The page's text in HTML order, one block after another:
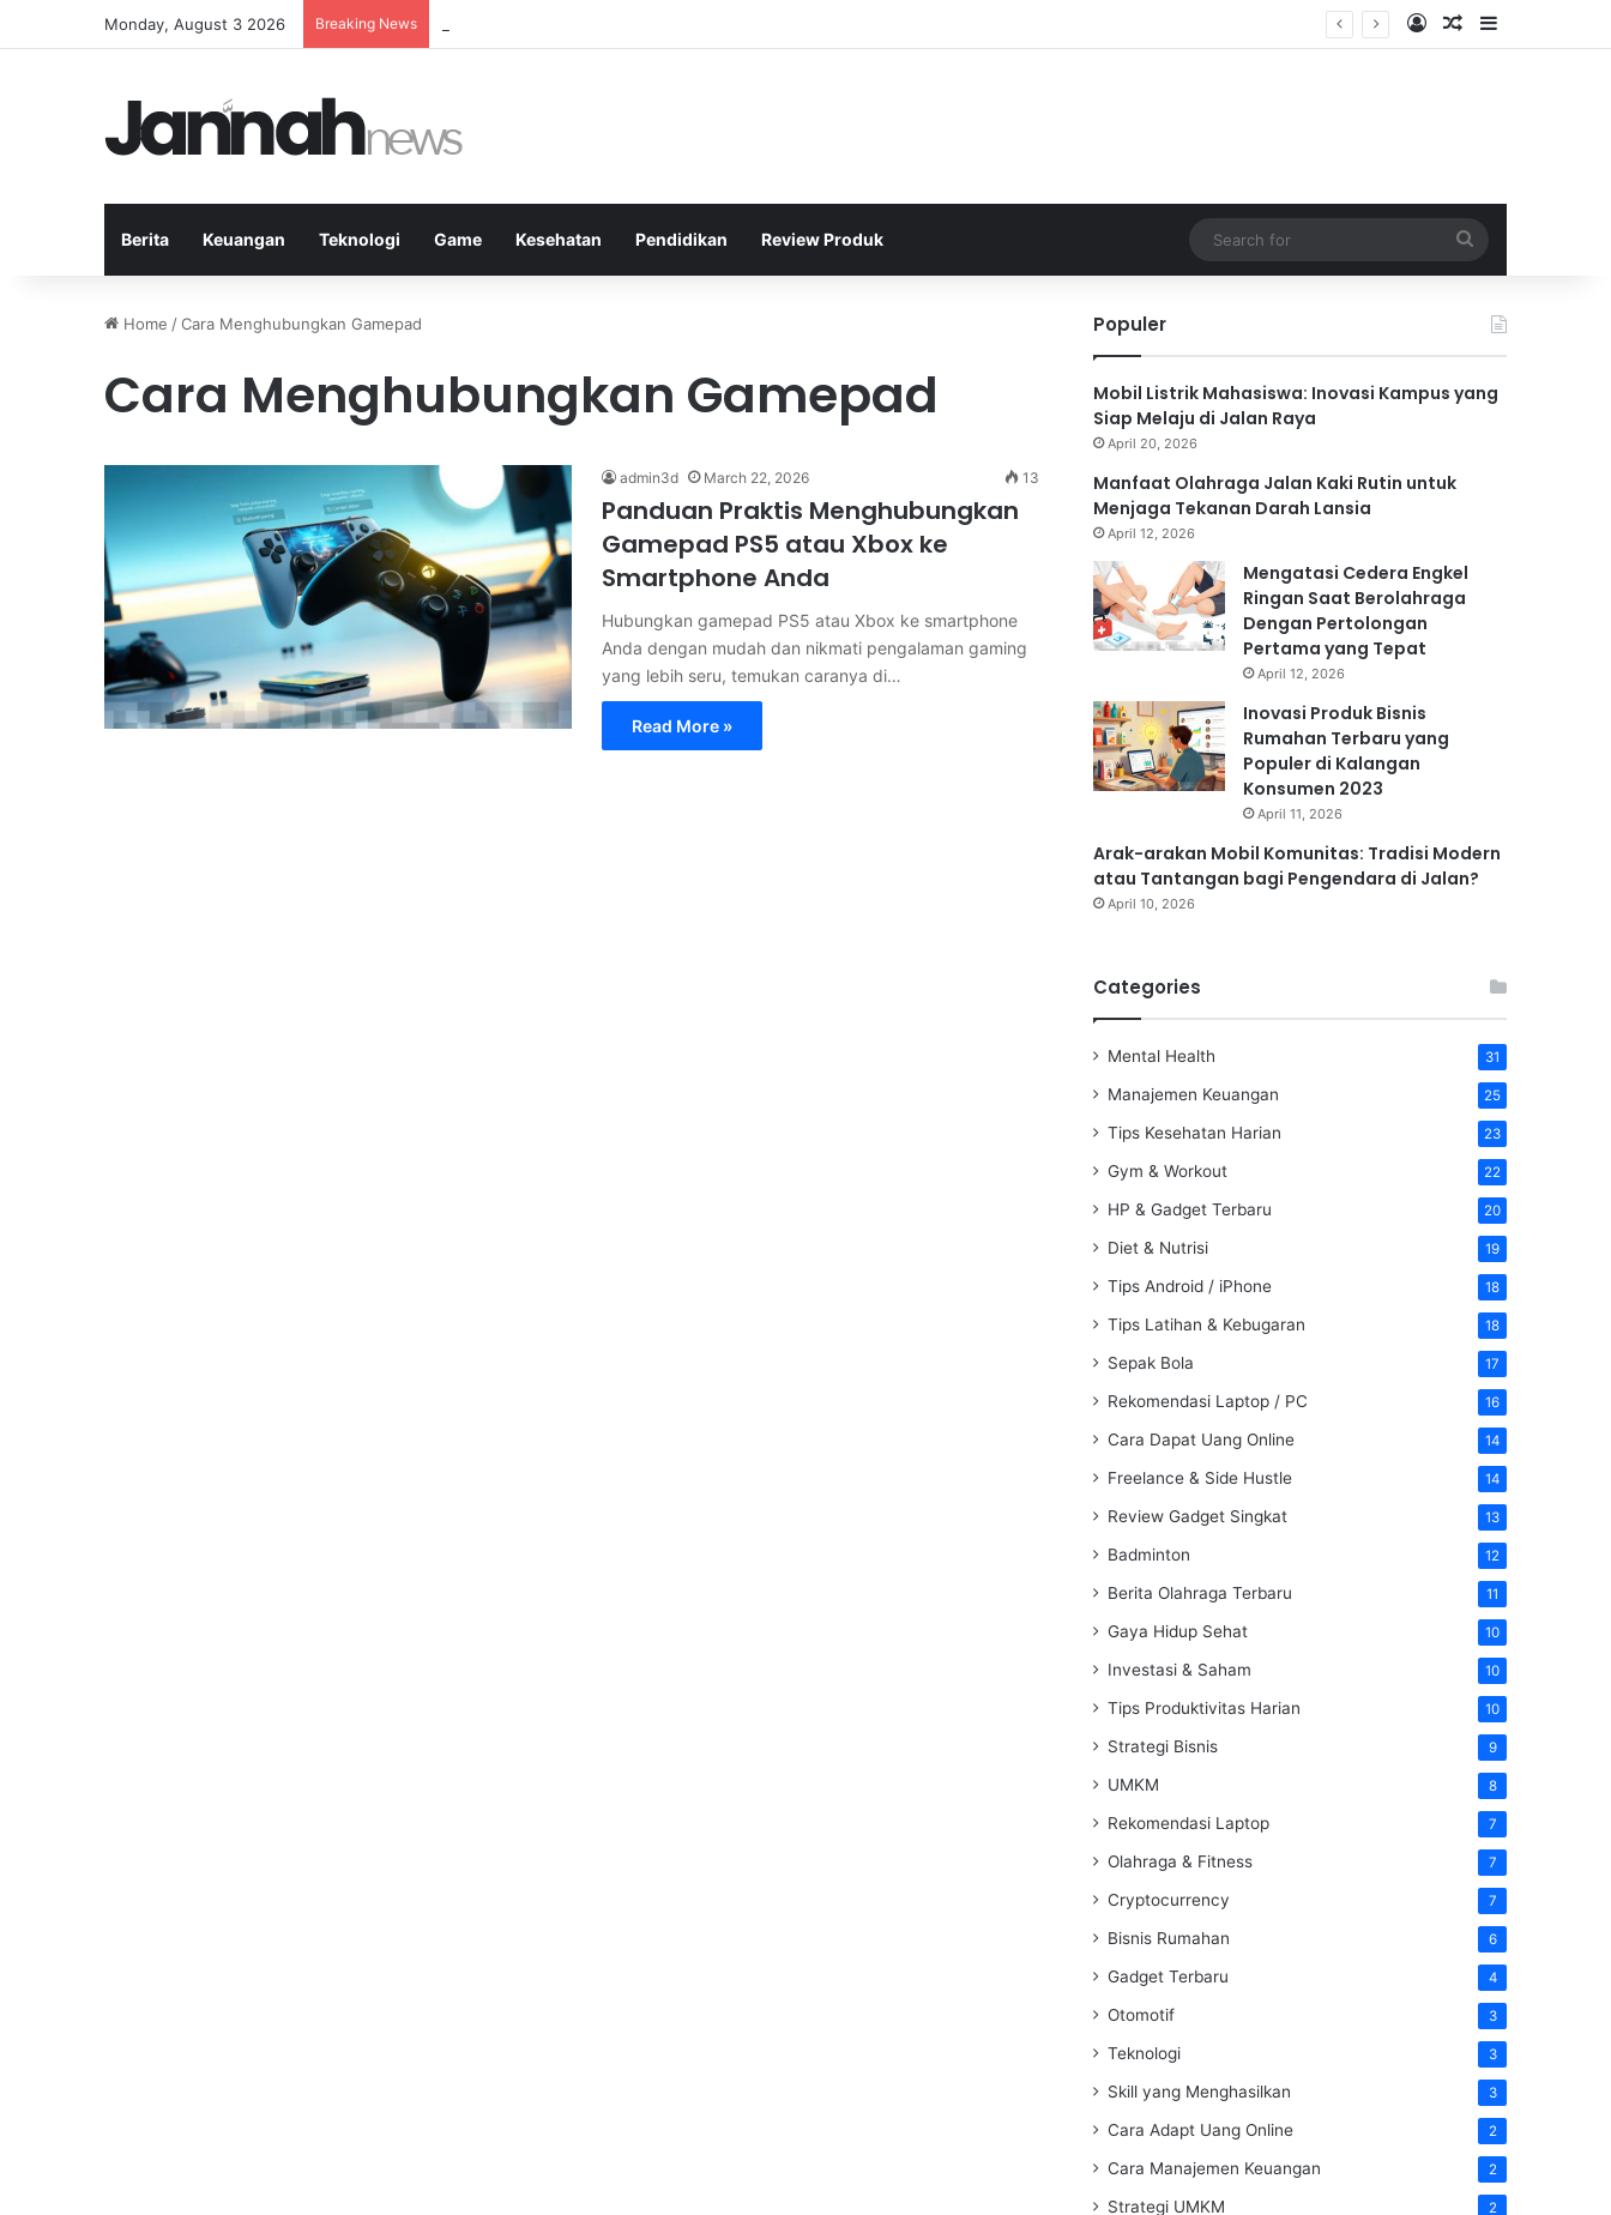
Monday, August 3 2026 Breaking News Log InRandom Article
Sidebar
Berita Keuangan Teknologi Game Kesehatan Pendidikan Review Produk
for
Home /Cara Menghubungkan Gamepad
Cara Menghubungkan Gamepad
admin3d March 22, 2026 13
Panduan Praktis Menghubungkan
Gamepad PS5 atau Xbox ke
Smartphone Anda
Hubungkan gamepad PS5 atau Xbox ke smartphone
Anda dengan mudah dan nikmati pengalaman gaming
yang lebih seru, temukan caranya di…
Read More »
Populer
Mobil Listrik Mahasiswa: Inovasi Kampus yang
Siap Melaju di Jalan Raya
April 20, 2026
Manfaat Olahraga Jalan Kaki Rutin untuk
Menjaga Tekanan Darah Lansia
April 12, 2026
Mengatasi Cedera Engkel
Ringan Saat Berolahraga
Dengan Pertolongan
Pertama yang Tepat
April 12, 2026
Inovasi Produk Bisnis
Rumahan Terbaru yang
Populer di Kalangan
Konsumen 2023
April 11, 2026
Arak-arakan Mobil Komunitas: Tradisi Modern
atau Tantangan bagi Pengendara di Jalan?
April 10, 2026
Categories
Mental Health 31
Manajemen Keuangan 25
Tips Kesehatan Harian 23
Gym & Workout 22
HP & Gadget Terbaru 20
Diet & Nutrisi 19
Tips Android / iPhone 18
Tips Latihan & Kebugaran 18
Sepak Bola 17
Rekomendasi Laptop / PC 16
Cara Dapat Uang Online 14
Freelance & Side Hustle 14
Review Gadget Singkat 13
Badminton 12
Berita Olahraga Terbaru 11
Gaya Hidup Sehat 10
Investasi & Saham 10
Tips Produktivitas Harian 10
Strategi Bisnis 9
UMKM 8
Rekomendasi Laptop 7
Olahraga & Fitness 7
Cryptocurrency 7
Bisnis Rumahan 6
Gadget Terbaru 4
Otomotif 3
Teknologi 3
Skill yang Menghasilkan 3
Cara Adapt Uang Online 2
Cara Manajemen Keuangan 2
Strategi UMKM 2